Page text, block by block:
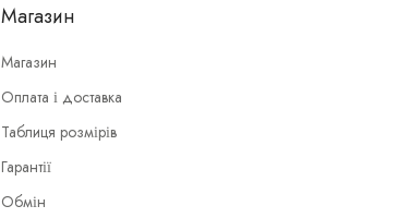
Магазин
Магазин
Оплата і доставка
Таблиця розмірів
Гарантії
Обмін